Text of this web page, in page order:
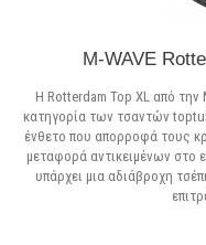
M-WAVE
Η Rotterdam Top XL από
κατηγορία των τσαντών
ένθετο που απορροφά τους
μεταφορά αντικειμένων στο
υπάρχει μια αδιάβροχη